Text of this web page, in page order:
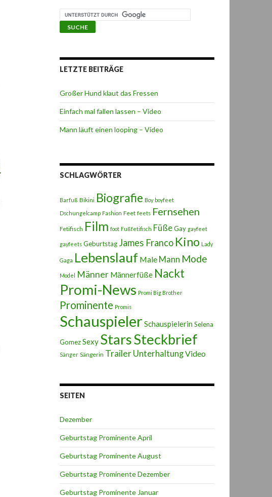
LETZTE BEITRÄGE
Großer Hund klaut das Fressen
Einfach mal fallen lassen – Video
Mann läuft einen looping – Video
SCHLAGWÖRTER
Barfuß Bikini Biografie Boy boyfeet
Dschungelcamp Fashion Feet feets Fernsehen
Fetifisch Film foot Fußfetifisch FüßeGay gayfeet
gayfeets Geburtstag James Franco Kino Lady
Gaga Lebenslauf Male Mann Mode
Model Männer Männerfüße Nackt
Promi-News Promi Big Brother
Prominente Promis
Schauspieler Schauspielerin Selena
GomezSexy StarsSteckbrief
Sänger Sängerin Trailer UnterhaltungVideo
SEITEN
Dezember
Geburtstag Prominente April
Geburtstag Prominente August
Geburtstag Prominente Dezember
Geburtstag Prominente Januar